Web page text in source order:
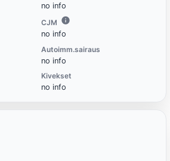
no info
CJM
no info
Autoimm.sairaus
no info
Kivekset
no info